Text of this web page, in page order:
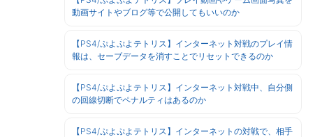
動画サイトやブログ等で公開してもいいのか
【PS4/ぷよぷよテトリス】インターネット対戦のプレイ情
報は、セーブデータを消すことでリセットできるのか
【PS4/ぷよぷよテトリス】インターネット対戦中、自分側
の回線切断でペナルティはあるのか
【PS4/ぷよぷよテトリス】インターネットの対戦で、相手